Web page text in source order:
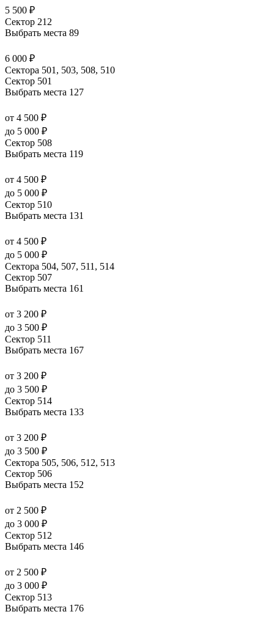
5 500 ₽
Сектор 212
Выбрать места 89
6 000 ₽
Сектора 501, 503, 508, 510
Сектор 501
Выбрать места 127
от 4 500 ₽
до 5 000 ₽
Сектор 508
Выбрать места 119
от 4 500 ₽
до 5 000 ₽
Сектор 510
Выбрать места 131
от 4 500 ₽
до 5 000 ₽
Сектора 504, 507, 511, 514
Сектор 507
Выбрать места 161
от 3 200 ₽
до 3 500 ₽
Сектор 511
Выбрать места 167
от 3 200 ₽
до 3 500 ₽
Сектор 514
Выбрать места 133
от 3 200 ₽
до 3 500 ₽
Сектора 505, 506, 512, 513
Сектор 506
Выбрать места 152
от 2 500 ₽
до 3 000 ₽
Сектор 512
Выбрать места 146
от 2 500 ₽
до 3 000 ₽
Сектор 513
Выбрать места 176